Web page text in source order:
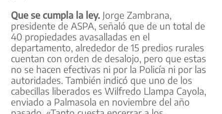
Que se cumpla la ley. Jorge Zambrana,
presidente de ASPA, señaló que de un total de
40 propiedades avasalladas en el
departamento, alrededor de 15 predios rurales
cuentan con orden de desalojo, pero que estas
no se hacen efectivas ni por la Policía ni por las
autoridades. También indicó que uno de los
cabecillas liberados es Wilfredo Llampa Cayola,
enviado a Palmasola en noviembre del año